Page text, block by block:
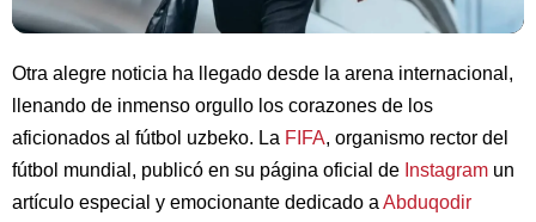
Otra alegre noticia ha llegado desde la arena internacional,
llenando de inmenso orgullo los corazones de los
aficionados al fútbol uzbeko. La FIFA, organismo rector del
fútbol mundial, publicó en su página oficial de Instagram un
artículo especial y emocionante dedicado a Abduqodir